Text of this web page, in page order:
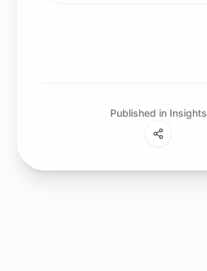
Published in Insights